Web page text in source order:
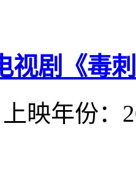
视剧《毒
上映年份：